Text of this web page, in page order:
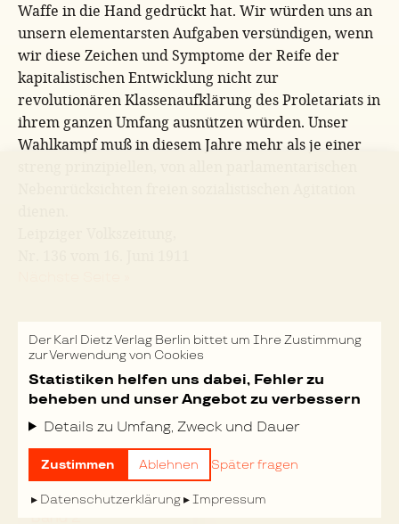
Der Karl Dietz Verlag Berlin bittet um Ihre Zustimmung
zur Verwendung von Cookies
Statistiken helfen uns dabei, Fehler zu
beheben und unser Angebot zu verbessern
Details zu Umfang, Zweck und Dauer
Zustimmen Ablehnen Später fragen
Datenschutzerklärung Impressum
Waffe in die Hand gedrückt hat. Wir würden uns an
unsern elementarsten Aufgaben versündigen, wenn
wir diese Zeichen und Symptome der Reife der
kapitalistischen Entwicklung nicht zur
revolutionären Klassenaufklärung des Proletariats in
ihrem ganzen Umfang ausnützen würden. Unser
Wahlkampf muß in diesem Jahre mehr als je einer
FEHLER MELDEN
TASTATURKÜRZEL
DRUCKEN